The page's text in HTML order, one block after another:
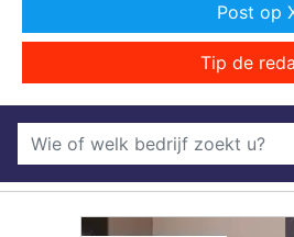
Post op
Tip de